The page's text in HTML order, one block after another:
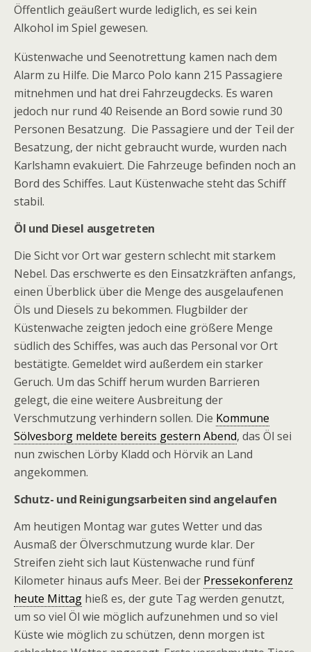
Öffentlich geäußert wurde lediglich, es sei kein
Alkohol im Spiel gewesen.
Küstenwache und Seenotrettung kamen nach dem
Alarm zu Hilfe. Die Marco Polo kann 215 Passagiere
mitnehmen und hat drei Fahrzeugdecks. Es waren
jedoch nur rund 40 Reisende an Bord sowie rund 30
Personen Besatzung. Die Passagiere und der Teil der
Besatzung, der nicht gebraucht wurde, wurden nach
Karlshamn evakuiert. Die Fahrzeuge befinden noch an
Bord des Schiffes. Laut Küstenwache steht das Schiff
stabil.
Öl und Diesel ausgetreten
Die Sicht vor Ort war gestern schlecht mit starkem
Nebel. Das erschwerte es den Einsatzkräften anfangs,
einen Überblick über die Menge des ausgelaufenen
Öls und Diesels zu bekommen. Flugbilder der
Küstenwache zeigten jedoch eine größere Menge
südlich des Schiffes, was auch das Personal vor Ort
bestätigte. Gemeldet wird außerdem ein starker
Geruch. Um das Schiff herum wurden Barrieren
gelegt, die eine weitere Ausbreitung der
Verschmutzung verhindern sollen. Die Kommune
Sölvesborg meldete bereits gestern Abend, das Öl sei
nun zwischen Lörby Kladd och Hörvik an Land
angekommen.
Schutz- und Reinigungsarbeiten sind angelaufen
Am heutigen Montag war gutes Wetter und das
Ausmaß der Ölverschmutzung wurde klar. Der
Streifen zieht sich laut Küstenwache rund fünf
Kilometer hinaus aufs Meer. Bei der Pressekonferenz
heute Mittag hieß es, der gute Tag werden genutzt,
um so viel Öl wie möglich aufzunehmen und so viel
Küste wie möglich zu schützen, denn morgen ist